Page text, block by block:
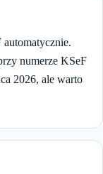
numerze KSeF
2026, ale warto